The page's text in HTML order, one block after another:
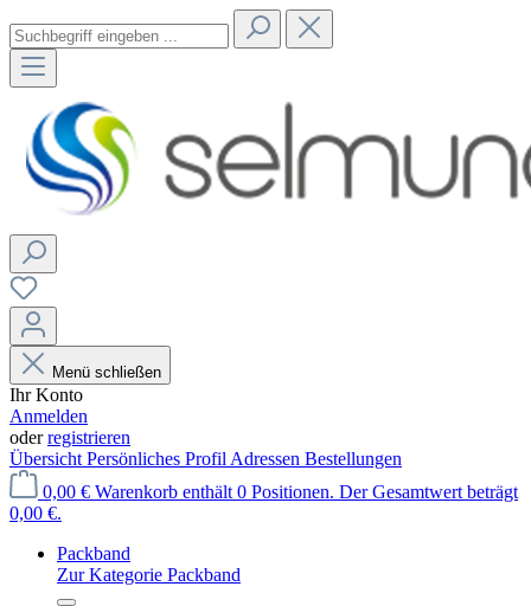
Menü schließen
Ihr Konto
Anmelden
oderregistrieren
Übersicht Persönliches Profil Adressen Bestellungen
0,00 € Warenkorb enthält 0 Positionen. Der Gesamtwert beträgt
0,00 €.
Packband
Zur Kategorie Packband